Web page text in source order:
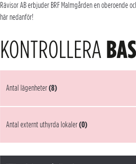
Rävisor AB erbjuder BRF Malmgården en
här nedanför!
KONTROLLERA
Antal lägenheter(8)
Antal externt uthyrda lokaler(0)